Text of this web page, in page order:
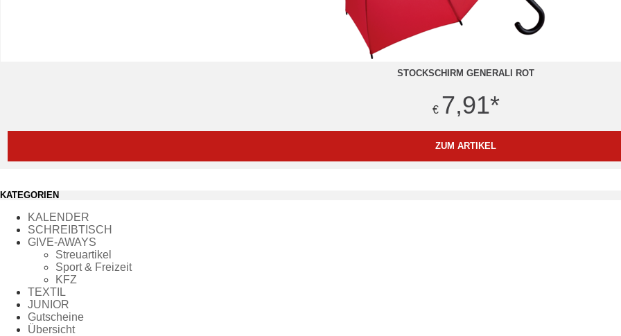
STOCKSCHIRM GENERALI ROT
€ 7,91*
ZUM ARTIKEL
KATEGORIEN
KALENDER
SCHREIBTISCH
GIVE-AWAYS
Streuartikel
Sport & Freizeit
KFZ
TEXTIL
JUNIOR
Gutscheine
Übersicht